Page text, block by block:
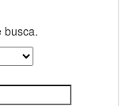
busca.